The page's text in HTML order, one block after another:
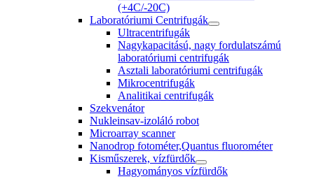
(+4C/-20C)
Laboratóriumi Centrifugák
Ultracentrifugák
Nagykapacitású, nagy fordulatszámú
laboratóriumi centrifugák
Asztali laboratóriumi centrifugák
Mikrocentrifugák
Analitikai centrifugák
Szekvenátor
Nukleinsav-izoláló robot
Microarray scanner
Nanodrop fotométer,Quantus fluorométer
Kisműszerek, vízfürdők
Hagyományos vízfürdők